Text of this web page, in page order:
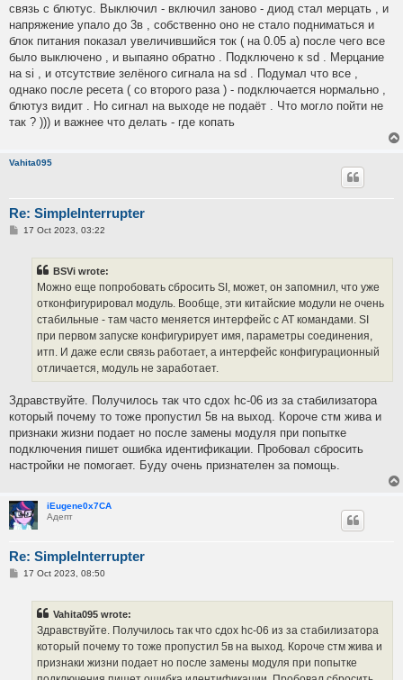
связь с блютус. Выключил - включил заново - диод стал мерцать , и
напряжение упало до 3в , собственно оно не стало подниматься и
блок питания показал увеличившийся ток ( на 0.05 а) после чего все
было выключено , и выпаяно обратно . Подключено к sd . Мерцание
на si , и отсутствие зелёного сигнала на sd . Подумал что все ,
однако после ресета ( со второго раза ) - подключается нормально ,
блютуз видит . Но сигнал на выходе не подаёт . Что могло пойти не
так ? ))) и важнее что делать - где копать
Vahita095
Re: SimpleInterrupter
P17 Oct 2023, 03:22
BSVi wrote:
Можно еще попробовать сбросить SI, может, он запомнил, что уже
отконфигурировал модуль. Вообще, эти китайские модули не очень
стабильные - там часто меняется интерфейс с AT командами. SI
при первом запуске конфигурирует имя, параметры соединения,
итп. И даже если связь работает, а интерфейс конфигурационный
отличается, модуль не заработает.
Здравствуйте. Получилось так что сдох hc-06 из за стабилизатора
который почему то тоже пропустил 5в на выход. Короче стм жива и
признаки жизни подает но после замены модуля при попытке
подключения пишет ошибка идентификации. Пробовал сбросить
настройки не помогает. Буду очень признателен за помощь.
iEugene0x7CA
Адепт
Re: SimpleInterrupter
P17 Oct 2023, 08:50
Vahita095 wrote:
Здравствуйте. Получилось так что сдох hc-06 из за стабилизатора
который почему то тоже пропустил 5в на выход. Короче стм жива и
признаки жизни подает но после замены модуля при попытке